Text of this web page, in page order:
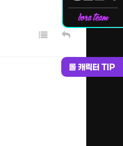
롤 캐릭터 TIP